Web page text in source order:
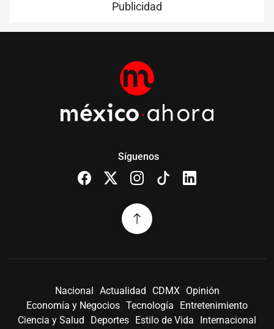
Publicidad
Síguenos
Nacional Actualidad CDMX
Opinión
Economía y Negocios Tecnología
Entretenimiento
Ciencia y Salud
Deportes Estilo de Vida Internacional